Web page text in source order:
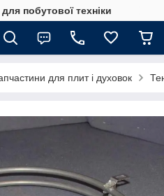
побутової техніки
для плит і духовок